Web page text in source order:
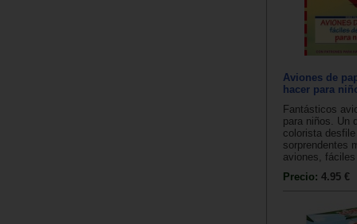
Aviones de
hacer para
Fantásticos
para niños. Un
colorista
sorprendentes
aviones,
Precio: 4.95 €